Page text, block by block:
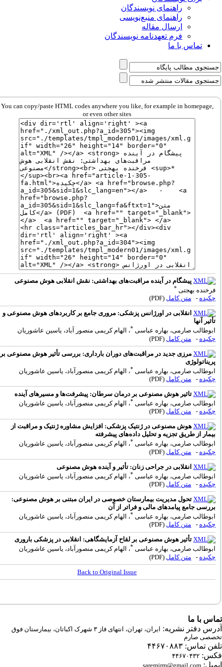
راهنمای نویسندگان
راهنمای منبع‌نویسی
ارسال مقاله
فرم تعهدنامه نویسندگان
تماس با ما
You can copy/paste HTML codes anywhere you like, for example in homepage,
or even other sites
پیشگام در آینده مراقبت‌های بهداشتی: نقش انقلابی هوش مصنوعی
فرخنده بهجتی
چکیده - متن کامل(PDF)
انقلابی در اورژانس پزشکی: مروری جامع بر کاربردهای هوش مصنوعی و
تأثیر آنها
ابوطالب صارمی، بهاره عباسی ، الهام کریمی منصور آباد، یاسین عاشوریان
چکیده - متن کامل(PDF)
مرزی جدید در مراقبت‌های دوران بارداری: بررسی تأثیر هوش مصنوعی بر
پریناتولوژی
ابوطالب صارمی، بهاره عباسی ، الهام کریمی منصورآباد، یاسین عاشوریان
چکیده - متن کامل(PDF)
تاثیر هوش مصنوعی بر درمان سرطان: پیشرفت‌ها و مسیرهای آینده
ابوطالب صارمی، بهاره عباسی ، الهام کریمی منصورآباد، یاسین عاشوریان
چکیده - متن کامل(PDF)
هوش مصنوعی در ژنتیک پزشکی: افزایش مشاوره ژنتیک و مراقبت از
بیمار از طریق تجزیه و تحلیل داده‌های پیشرفته
ابوطالب صارمی، بهاره عباسی ، الهام کریمی منصورآباد، یاسین عاشوریان
چکیده - متن کامل(PDF)
انقلابی در جراحی زنان: تأثیر و آینده هوش مصنوعی
ابوطالب صارمی، بهاره عباسی ، الهام کریمی منصورآباد، یاسین عاشوریان
چکیده - متن کامل(PDF)
تحول مدیریت بیمارستان خصوصی در ایران مبتنی بر هوش مصنوعی:
بررسی جامع پیامدهای مالی و فراتر از آن
ابوطالب صارمی، بهاره عباسی ، الهام کریمی منصورآباد، یاسین عاشوریان
چکیده - متن کامل(PDF)
تأثیر هوش مصنوعی بر لقاح آزمایشگاهی: انقلابی در پزشکی باروری
ابوطالب صارمی، بهاره عباسی ، الهام کریمی منصورآباد، یاسین عاشوریان
چکیده - متن کامل(PDF)
Back to Original Issue
با ما
دفتر نشریه:
ایران، تهران، انتهای فاز ۳ شهرک اکباتان، بیمارستان فوق
صارم
تماس: ۴۴۶۷۰۸۸۳
۴۴۶۷۰۴۳۲
saremjrm@gmail.com